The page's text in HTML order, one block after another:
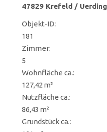
47829 Krefeld /
Objekt-ID:
181
Zimmer:
5
Wohnfläche ca.:
127,42 m²
Nutzfläche ca.:
86,43 m²
Grund­stück ca.: